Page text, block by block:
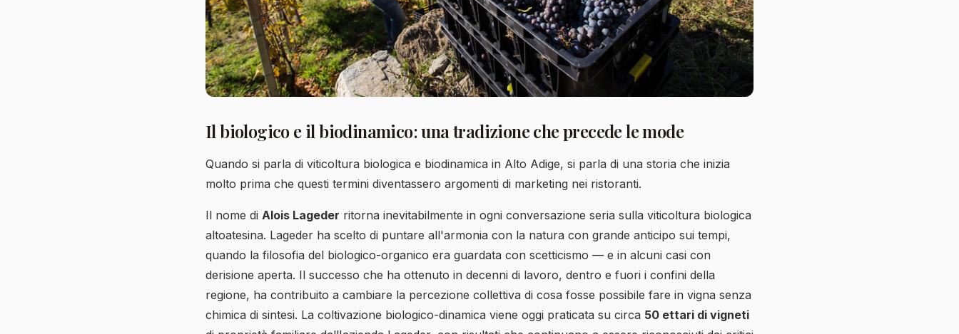
Il biologico e il biodinamico: una tradizione che precede le mode
Quando si parla di viticoltura biologica e biodinamica in Alto Adige, si parla di una storia che inizia
molto prima che questi termini diventassero argomenti di marketing nei ristoranti.
Il nome di Alois Lageder ritorna inevitabilmente in ogni conversazione seria sulla viticoltura biologica
altoatesina. Lageder ha scelto di puntare all'armonia con la natura con grande anticipo sui tempi,
quando la filosofia del biologico-organico era guardata con scetticismo — e in alcuni casi con
derisione aperta. Il successo che ha ottenuto in decenni di lavoro, dentro e fuori i confini della
regione, ha contribuito a cambiare la percezione collettiva di cosa fosse possibile fare in vigna senza
chimica di sintesi. La coltivazione biologico-dinamica viene oggi praticata su circa 50 ettari di vigneti